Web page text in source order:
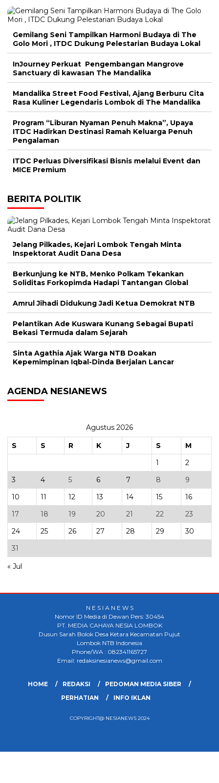
Gemilang Seni Tampilkan Harmoni Budaya di The
Golo Mori , ITDC Dukung Pelestarian Budaya Lokal
InJourney Perkuat Pengembangan Mangrove
Sanctuary di kawasan The Mandalika
Mandalika Street Food Festival, Ajang Berburu Cita
Rasa Kuliner Legendaris Lombok di The Mandalika
Program “Liburan Nyaman Penuh Makna”, Upaya
ITDC Hadirkan Destinasi Ramah Keluarga Penuh
Pengalaman
ITDC Perluas Diversifikasi Bisnis melalui Event dan
MICE Premium
BERITA POLITIK
Jelang Pilkades, Kejari Lombok Tengah Minta
Inspektorat Audit Dana Desa
Berkunjung ke NTB, Menko Polkam Tekankan
Soliditas Forkopimda Hadapi Tantangan Global
Amrul Jihadi Didukung Jadi Ketua Demokrat NTB
Pelantikan Ade Kuswara Kunang Sebagai Bupati
Bekasi Termuda dalam Sejarah
Sinta Agathia Ajak Warga NTB Doakan
Kepemimpinan Iqbal-Dinda Berjalan Lancar
AGENDA NESIANEWS
Agustus 2026
S S R K J S
M
1
2
3
4 5 6 7 8
9
10
11 12 13 14 15
16
17
18 19 20 21 22
23
24
25 26 27 28 29
30
31
« Jul
N E S I A N E W S
Nomor ID Media di Dewan Pers: 30454
PT. MEDIA CAHAYA NESIA LOMBOK
Dusun Sarah Bolok Desa Ketara Kecamatan Pujut
Lombok NTB Indonesia
Phone/WA : 082341165727
Email: redaksinesianews@gmail.com
HOME REDAKSI
PEDOMAN MEDIA SIBER
PERHATIAN
INFO IKLAN
COPYRIGHT@ NESIANEWS 2024